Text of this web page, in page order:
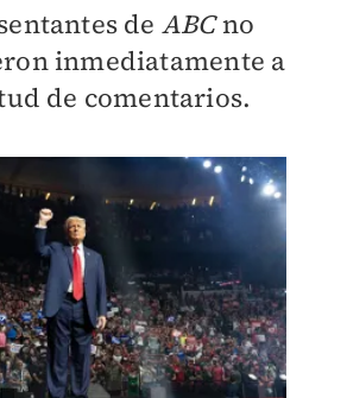
de ABCno
inmediatamente a
de comentarios.